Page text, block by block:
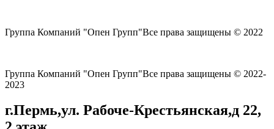
Группа Компаний "Опен Групп"Все права защищены © 2022
Группа Компаний "Опен Групп"Все права защищены © 2022-
2023
г.Пермь,ул. Рабоче-Крестьянская,д 22,